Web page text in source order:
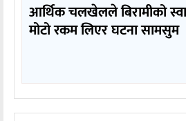
आर्थिक चलखेलले बिरामीको
मोटो रकम लिएर घटना सामसुम